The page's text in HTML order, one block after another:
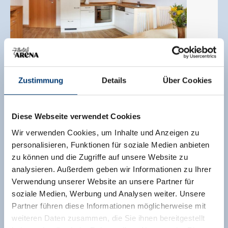
Zustimmung Details Über Cookies
Diese Webseite verwendet Cookies
Wir verwenden Cookies, um Inhalte und Anzeigen zu
personalisieren, Funktionen für soziale Medien anbieten
zu können und die Zugriffe auf unsere Website zu
analysieren. Außerdem geben wir Informationen zu Ihrer
Verwendung unserer Website an unsere Partner für
soziale Medien, Werbung und Analysen weiter. Unsere
Partner führen diese Informationen möglicherweise mit
weiteren Daten zusammen, die Sie ihnen bereitgestellt
grootte van de kamer:45 m² |Opdrachten:2 - 4
mensen |Slaapkamer:1
Onze comfortappartementen zijn voorzien van
een gescheiden woon-/slaapgedeelte, tuin of
terras, koelkast met vriesvak, oven, keramische
kookplaat, vaatwasser, magnetron,
koffiezetapparaat, waterkoker, kabel-tv, telefoon,